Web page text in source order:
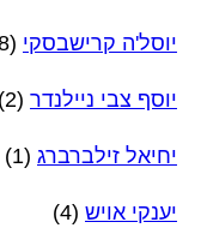
יוסל'ה קרישבסקי (8)
יוסף צבי ניילנדר (2)
יחיאל זילברברג (1)
יענקי אויש (4)